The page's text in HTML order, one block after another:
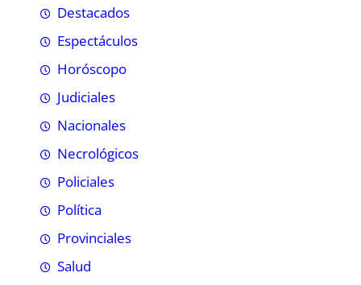
Destacados
Espectáculos
Horóscopo
Judiciales
Nacionales
Necrológicos
Policiales
Política
Provinciales
Salud